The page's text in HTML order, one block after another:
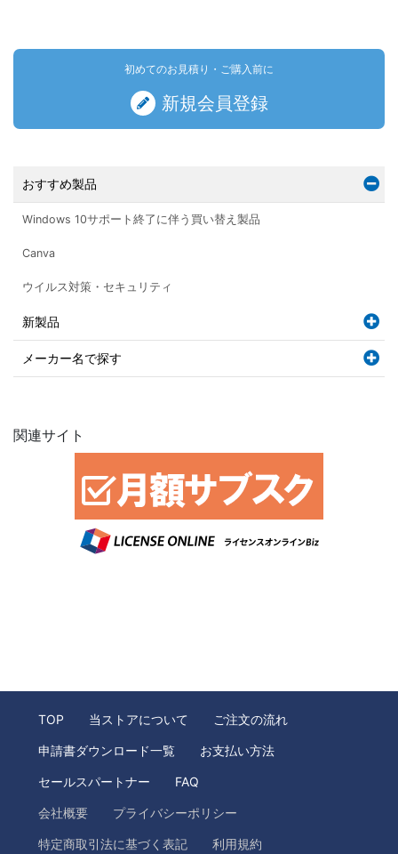
初めてのお見積り・ご購入前に
新規会員登録
おすすめ製品
Windows 10サポート終了に伴う買い替え製品
Canva
ウイルス対策・セキュリティ
新製品
メーカー名で探す
関連サイト
TOP 当ストアについて ご注文の流れ
申請書ダウンロード一覧 お支払い方法
セールスパートナー FAQ
会社概要 プライバシーポリシー
特定商取引法に基づく表記 利用規約